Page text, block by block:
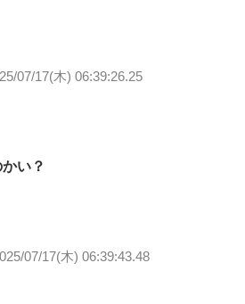
07/17(木) 06:39:26.25
い？
07/17(木) 06:39:43.48